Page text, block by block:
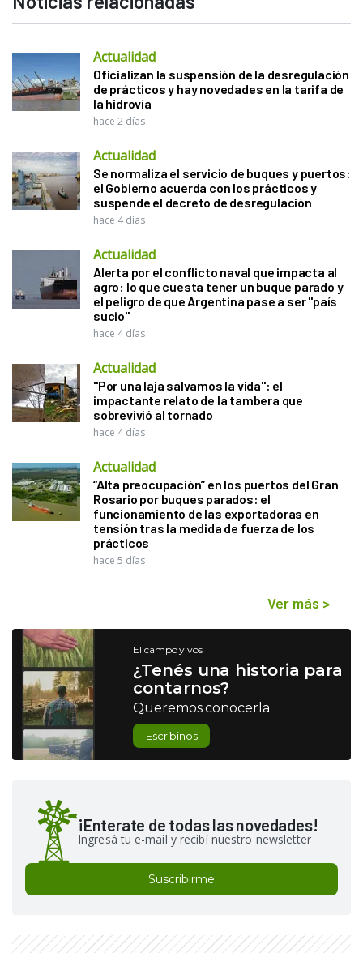
Actualidad
Oficializan la suspensión de la desregulación
de prácticos y hay novedades en la tarifa de
la hidrovía
hace 2 días
Actualidad
Se normaliza el servicio de buques y puertos:
el Gobierno acuerda con los prácticos y
suspende el decreto de desregulación
hace 4 días
Actualidad
Alerta por el conflicto naval que impacta al
agro: lo que cuesta tener un buque parado y
el peligro de que Argentina pase a ser "país
sucio"
hace 4 días
Actualidad
"Por una laja salvamos la vida": el
impactante relato de la tambera que
sobrevivió al tornado
hace 4 días
Actualidad
“Alta preocupación” en los puertos del Gran
Rosario por buques parados: el
funcionamiento de las exportadoras en
tensión tras la medida de fuerza de los
prácticos
hace 5 días
Ver más >
El campo y vos
¿Tenés una historia para
contarnos?
Queremos conocerla
Escribinos
¡Enterate de todas las novedades!
Ingresá tu e-mail y recibí nuestro newsletter
Suscribirme